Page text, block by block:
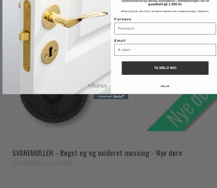
SVANEMØLLEN - Røget eg og oxideret messing - Nye døre
gavekort på 1.000 kr.
Afmeld dig når som helst. Vinderen trækkes den sidste hverdag i måneden.
Fornavn
Email
TILMELD MIG
Nej tak